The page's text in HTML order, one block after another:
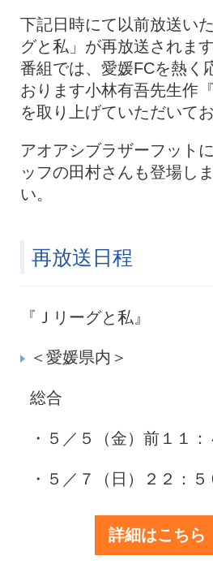
トップチーム
下記日時にて以前放送い
グと私」が再放送されます
番組では、愛媛FCを熱く
おります小林有吾先生作
を取り上げていただいてお
アオアシブラザーフット
ッフの田村さんも登場し
い。
再放送日程
『Ｊリーグと私』
＜愛媛県内＞
総合
・５／５（金）前１１
・５／７（日）２２：
詳細はこちら